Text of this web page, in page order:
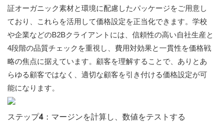
証オーガニック素材と環境に配慮したパッケージをご用意し
ており、これらを活用して価格設定を正当化できます。学校
や企業などのB2Bクライアントには、信頼性の高い自社生産と
4段階の品質チェックを重視し、費用対効果と一貫性を価格戦
略の焦点に据えています。顧客を理解することで、ありとあ
らゆる顧客ではなく、適切な顧客を引き付ける価格設定が可
能になります。
ステップ4：マージンを計算し、数値をテストする